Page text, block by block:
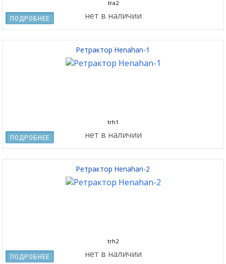
tra2
нет в наличии
ПОДРОБНЕЕ
Ретрактор Henahan-1
trh1
нет в наличии
ПОДРОБНЕЕ
Ретрактор Henahan-2
trh2
нет в наличии
ПОДРОБНЕЕ